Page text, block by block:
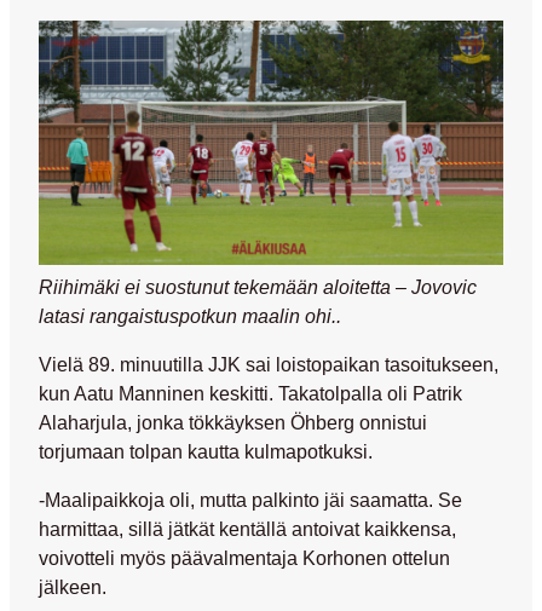
Riihimäki ei suostunut tekemään aloitetta – Jovovic
latasi rangaistuspotkun maalin ohi..
Vielä 89. minuutilla JJK sai loistopaikan tasoitukseen,
kun Aatu Manninen keskitti. Takatolpalla oli Patrik
Alaharjula, jonka tökkäyksen Öhberg onnistui
torjumaan tolpan kautta kulmapotkuksi.
-Maalipaikkoja oli, mutta palkinto jäi saamatta. Se
harmittaa, sillä jätkät kentällä antoivat kaikkensa,
voivotteli myös päävalmentaja Korhonen ottelun
jälkeen.